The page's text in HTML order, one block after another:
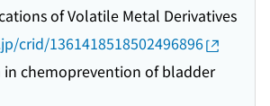
of Volatile Metal Derivatives
crid/1361418518502496896
in chemoprevention of bladder